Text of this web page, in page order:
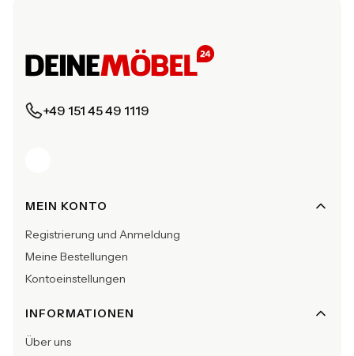
+49 151 45 49 1119
Fußzeilenmenü
MEIN KONTO
Registrierung und Anmeldung
Meine Bestellungen
Kontoeinstellungen
INFORMATIONEN
Über uns